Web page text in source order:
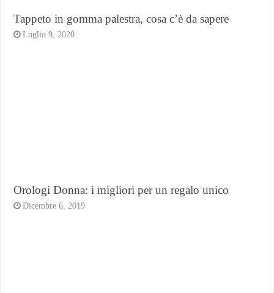
Tappeto in gomma palestra, cosa c’è da sapere
Luglio 9, 2020
Orologi Donna: i migliori per un regalo unico
Dicembre 6, 2019